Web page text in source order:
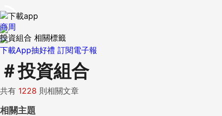
下載App抽好禮 訂閱電子報
商周
投資組合 相關標籤
＃投資組合
共有 1228 則相關文章
相關主題